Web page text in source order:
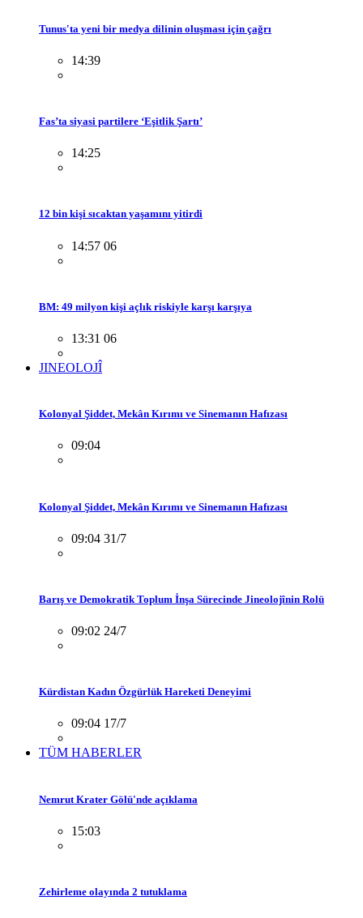
Tunus'ta yeni bir medya dilinin oluşması için çağrı
14:39
Fas’ta siyasi partilere ‘Eşitlik Şartı’
14:25
12 bin kişi sıcaktan yaşamını yitirdi
14:57 06
BM: 49 milyon kişi açlık riskiyle karşı karşıya
13:31 06
JINEOLOJÎ
Kolonyal Şiddet, Mekân Kırımı ve Sinemanın Hafızası
09:04
Kolonyal Şiddet, Mekân Kırımı ve Sinemanın Hafızası
09:04 31/7
Barış ve Demokratik Toplum İnşa Sürecinde Jineolojînin Rolü
09:02 24/7
Kürdistan Kadın Özgürlük Hareketi Deneyimi
09:04 17/7
TÜM HABERLER
Nemrut Krater Gölü'nde açıklama
15:03
Zehirleme olayında 2 tutuklama